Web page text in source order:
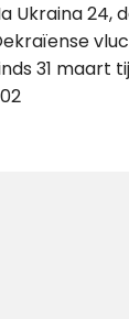
Ukraina 24,
31 maart